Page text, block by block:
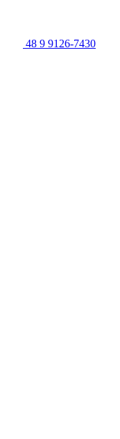
48 9 9126-7430